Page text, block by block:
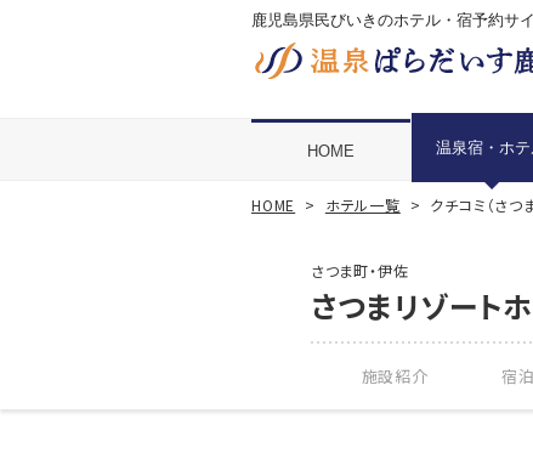
鹿児島県民びいきのホテル・宿予約サ
HOME 温泉宿・ホ
HOME ホテル一覧 クチコミ（さつ
さつま町・伊佐
さつまリゾート
施設紹介 宿